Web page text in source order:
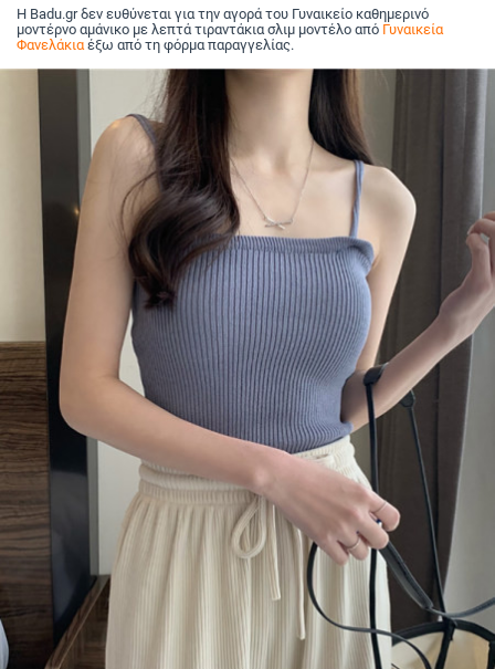
Η Badu.gr δεν ευθύνεται για την αγορά του Γυναικείο καθημερινό
μοντέρνο αμάνικο με λεπτά τιραντάκια σλιμ μοντέλο από Γυναικεία
Φανελάκιαέξω από τη φόρμα παραγγελίας.